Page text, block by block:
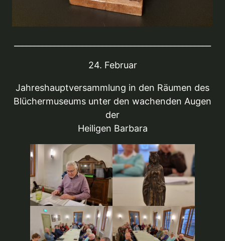
24. Februar
Jahreshauptversammlung in den Räumen des
Blüchermuseums unter den wachenden Augen
der
Heiligen Barbara